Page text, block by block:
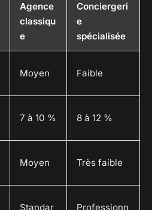
Agence
classiqu
e
Conciergeri
e
spécialisée
Moyen Faible
7 à 10 % 8 à 12 %
Moyen Très faible
Standar
Professionn